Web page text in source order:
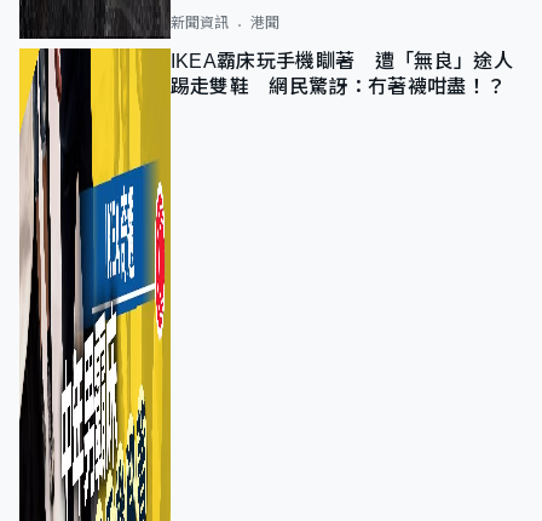
新聞資訊 港聞
IKEA霸床玩手機瞓著 遭「無良」途人
踢走雙鞋 網民驚訝：冇著襪咁盡！？